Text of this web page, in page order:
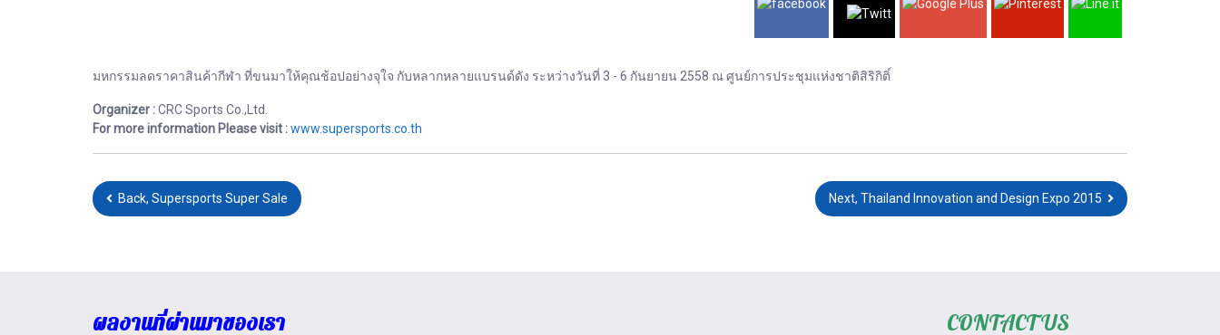
มหกรรมลดราคาสินค้ากีฬา ที่ขนมาให้คุณช้อปอย่างจุใจ กับหลากหลายแบรนด์ดัง ระหว่างวันที่ 3 - 6 กันยายน 2558 ณ ศูนย์การประชุมแห่งชาติสิริกิติ์
Organizer :CRC Sports Co.,Ltd.
For more information Please visit :www.supersports.co.th
Back, Supersports Super Sale Next, Thailand Innovation and Design Expo 2015
ผลงานที่ผ่านมาของเรา CONTACT US